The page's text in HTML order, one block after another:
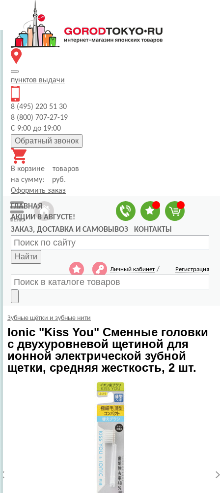
пунктов выдачи
8 (495) 220 51 30
8 (800) 707-27-19
С 9:00 до 19:00
Обратный звонок
В корзине
товаров
на сумму:
руб.
Оформить заказ
ГЛАВНАЯ
АКЦИИ В АВГУСТЕ!
ЗАКАЗ, ДОСТАВКА И САМОВЫВОЗ
КОНТАКТЫ
Найти
Личный кабинет / Регистрация
Зубные щётки и зубные нити
Ionic "Kiss You" Сменные головки
с двухуровневой щетиной для
ионной электрической зубной
щетки, средняя жесткость, 2 шт.